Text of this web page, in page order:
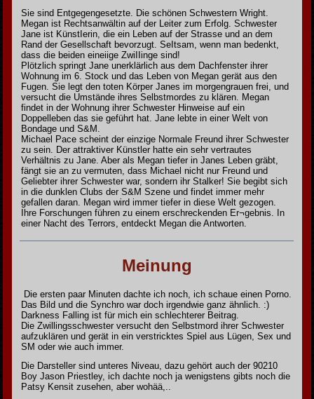
Sie sind Entgegengesetzte. Die schönen Schwestern Wright.
Megan ist Rechtsanwältin auf der Leiter zum Erfolg. Schwester
Jane ist KünstIerin, die ein Leben auf der Strasse und an dem
Rand der Gesellschaft bevorzugt. SeItsam, wenn man bedenkt,
dass die beiden eineiige ZwiIIinge sind!
Plötzlich springt Jane unerklärlich aus dem Dachfenster ihrer
Wohnung im 6. Stock und das Leben von Megan gerät aus den
Fugen. Sie legt den toten Körper Janes im morgengrauen frei, und
versucht die Umstände ihres Selbstmordes zu klären. Megan
findet in der Wohnung ihrer Schwester Hinweise auf ein
Doppelleben das sie geführt hat. Jane lebte in einer Welt von
Bondage und S&M.
Michael Pace scheint der einzige Normale Freund ihrer Schwester
zu sein. Der attraktiver Künstler hatte ein sehr vertrautes
Verhältnis zu Jane. Aber als Megan tiefer in Janes Leben gräbt,
fängt sie an zu vermuten, dass Michael nicht nur Freund und
Geliebter ihrer Schwester war, sondern ihr Stalker! Sie begibt sich
in die dunklen Clubs der S&M Szene und findet immer mehr
gefallen daran. Megan wird immer tiefer in diese Welt gezogen.
Ihre Forschungen führen zu einem erschreckenden Er¬gebnis. In
einer Nacht des Terrors, entdeckt Megan die Antworten.
Meinung
Die ersten paar Minuten dachte ich noch, ich schaue einen Porno.
Das Bild und die Synchro war doch irgendwie ganz ähnlich. :)
Darkness Falling ist für mich ein schlechterer Beitrag.
Die Zwillingsschwester versucht den Selbstmord ihrer Schwester
aufzuklären und gerät in ein verstricktes Spiel aus Lügen, Sex und
SM oder wie auch immer.
Die Darsteller sind unteres Niveau, dazu gehört auch der 90210
Boy Jason Priestley, ich dachte noch ja wenigstens gibts noch die
Patsy Kensit zusehen, aber wohää,..